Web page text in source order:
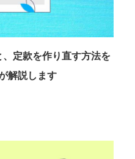
定款を作り直す方法を
解説します